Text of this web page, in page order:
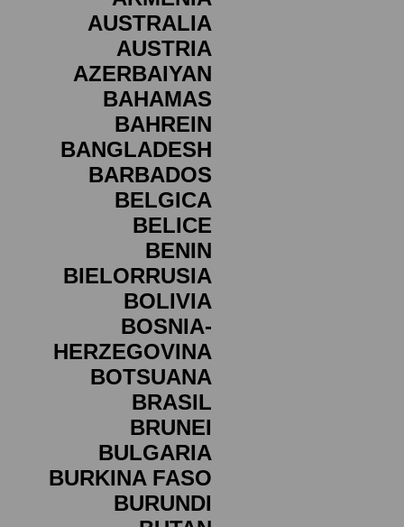
AUSTRALIA
AUSTRIA
AZERBAIYAN
BAHAMAS
BAHREIN
BANGLADESH
BARBADOS
BELGICA
BELICE
BENIN
BIELORRUSIA
BOLIVIA
BOSNIA-
HERZEGOVINA
BOTSUANA
BRASIL
BRUNEI
BULGARIA
BURKINA FASO
BURUNDI